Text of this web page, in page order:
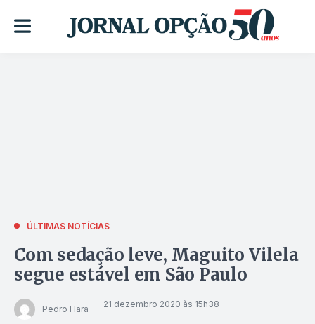
ÚLTIMAS NOTÍCIAS
Com sedação leve, Maguito Vilela
segue estável em São Paulo
Pedro Hara 21 dezembro 2020 às 15h38